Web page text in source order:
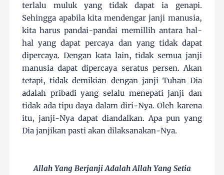
terlalu muluk yang tidak dapat ia genapi.
Sehingga apabila kita mendengar janji manusia,
kita harus pandai-pandai memillih antara hal-
hal yang dapat percaya dan yang tidak dapat
dipercaya. Dengan kata lain, tidak semua janji
manusia dapat dipercaya seratus persen. Akan
tetapi, tidak demikian dengan janji Tuhan Dia
adalah pribadi yang selalu menepati janji dan
tidak ada tipu daya dalam diri-Nya. Oleh karena
itu, janji-Nya dapat diandalkan. Apa pun yang
Dia janjikan pasti akan dilaksanakan-Nya.
Allah Yang Berjanji Adalah Allah Yang Setia